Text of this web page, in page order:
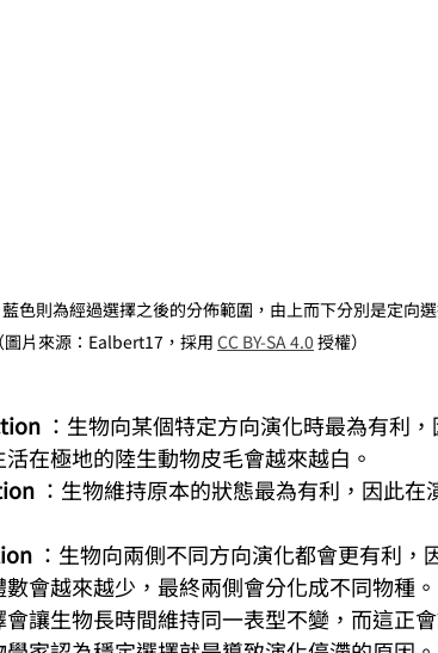
色則為經過選擇之後的分佈範圍，由上而下分別是定向
圖片來源：Ealbert17，採用 CC BY-SA 4.0 授權）
：生物向某個特定方向演化時最為有利
在極地的陸生動物皮毛會越來越白。
：生物維持原本的狀態最為有利，因此在
：生物向兩側不同方向演化都會更有利，
會越來越少，最終兩側會分化成不同物種。
讓生物長時間維持同一表型不變，而這正